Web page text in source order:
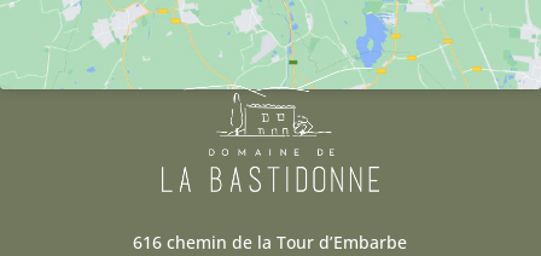
616 chemin de la Tour d’Embarbe